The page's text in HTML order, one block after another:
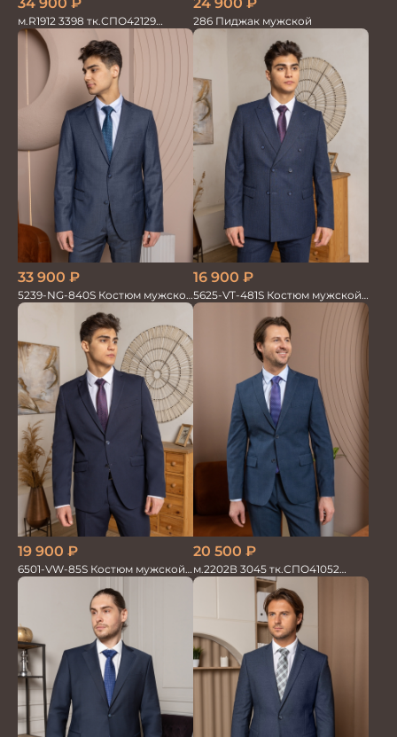
м.R1912 3398 тк.СПО42129
Костюм мужской
286 Пиджак мужской
33 900 ₽
5239-NG-840S Костюм мужской
двойка
16 900 ₽
5625-VT-481S Костюм мужской
двойка
19 900 ₽
6501-VW-85S Костюм мужской
двойка
20 500 ₽
м.2202В 3045 тк.СПО41052
Костюм мужской